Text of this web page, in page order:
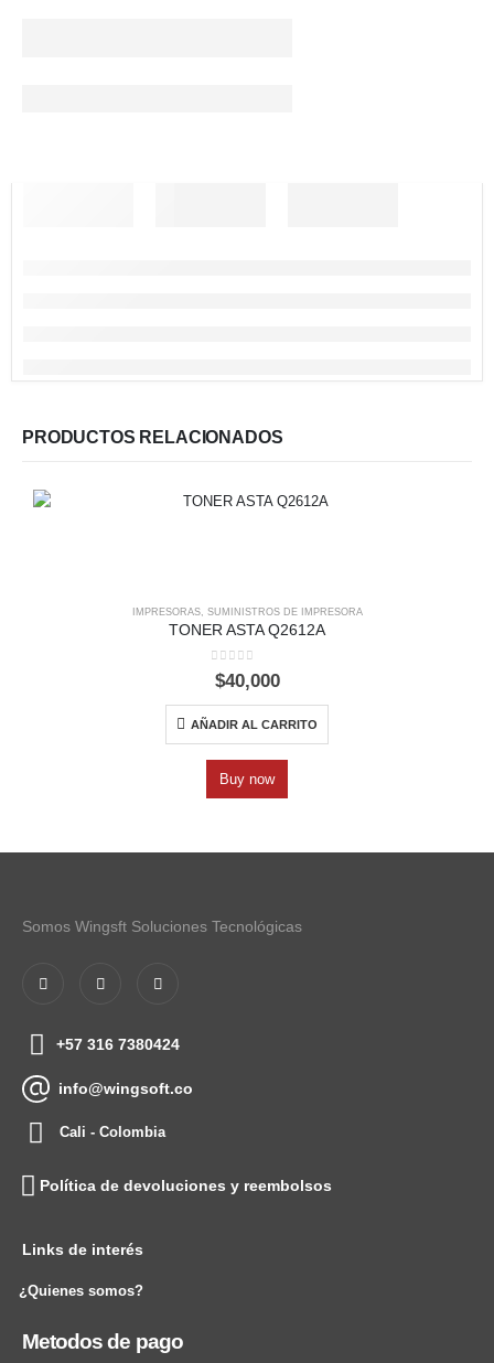
PRODUCTOS RELACIONADOS
IMPRESORAS, SUMINISTROS DE IMPRESORA
TONER ASTA Q2612A
0out of 5
$40,000
AÑADIR AL CARRITO
Buy now
Somos Wingsft Soluciones Tecnológicas
+57 316 7380424
info@wingsoft.co
Cali - Colombia
Política de devoluciones y reembolsos
Links de interés
¿Quienes somos?
Metodos de pago